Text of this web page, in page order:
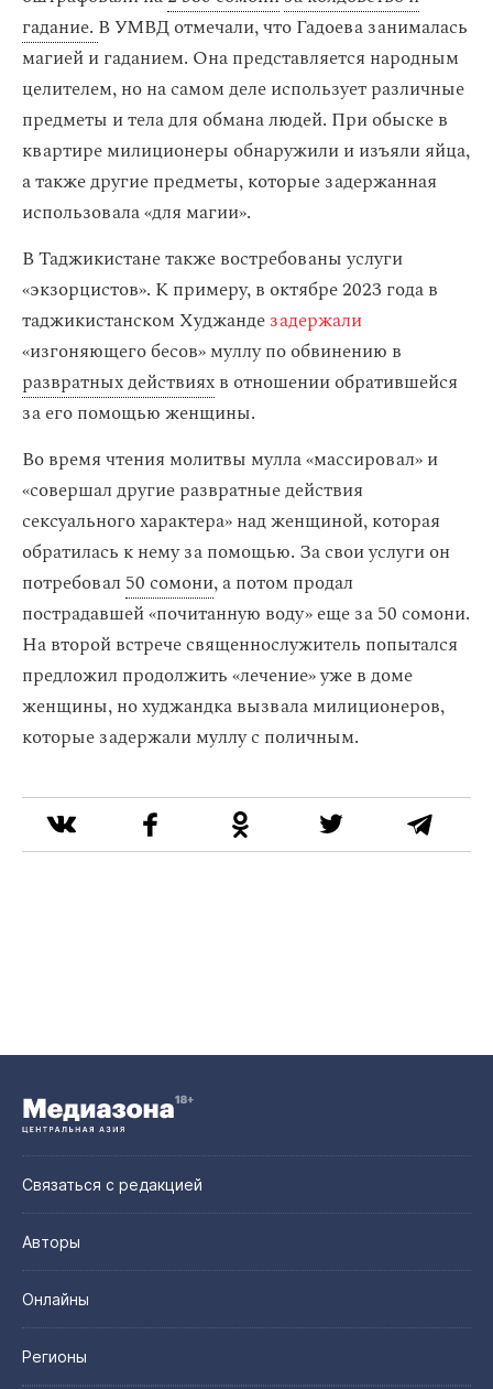
гадание. В УМВД отмечали, что Гадоева занималась
магией и гаданием. Она представляется народным
целителем, но на самом деле использует различные
предметы и тела для обмана людей. При обыске в
квартире милиционеры обнаружили и изъяли яйца,
а также другие предметы, которые задержанная
использовала «для магии».
В Таджикистане также востребованы услуги
«экзорцистов». К примеру, в октябре 2023 года в
таджикистанском Худжандезадержали
«изгоняющего бесов» муллу по обвинению в
развратных действияхв отношении обратившейся
за его помощью женщины.
Во время чтения молитвы мулла «массировал» и
«совершал другие развратные действия
сексуального характера» над женщиной, которая
обратилась к нему за помощью. За свои услуги он
потребовал 50 сомони, а потом продал
пострадавшей «почитанную воду» еще за 50 сомони.
На второй встрече священнослужитель попытался
предложил продолжить «лечение» уже в доме
женщины, но худжандка вызвала милиционеров,
которые задержали муллу с поличным.
Связаться с редакцией
Авторы
Онлайны
Регионы